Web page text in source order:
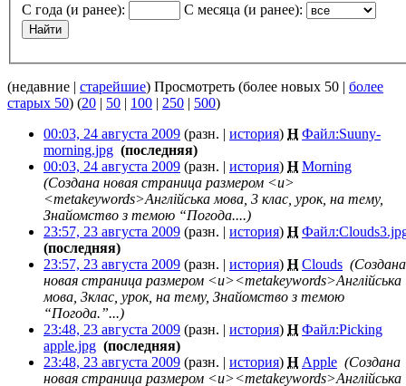
С года (и ранее): С месяца (и ранее):
(недавние | старейшие) Просмотреть (более новых 50 | более
старых 50) (20 | 50 | 100 | 250 | 500)
00:03, 24 августа 2009 (разн. | история) Н Файл:Suuny-
morning.jpg (последняя)
00:03, 24 августа 2009 (разн. | история) Н Morning
(Создана новая страница размером <u>
<metakeywords>Англійська мова, 3 клас, урок, на тему,
Знайомство з темою “Погода....)
23:57, 23 августа 2009 (разн. | история) Н
(последняя)
23:57, 23 августа 2009 (разн. | история) Н Clouds (Создана
новая страница размером <u><metakeywords>Англійська
мова, 3клас, урок, на тему, Знайомство з темою
“Погода.”...)
23:48, 23 августа 2009 (разн. | история) Н Файл:Picking
apple.jpg (последняя)
23:48, 23 августа 2009 (разн. | история) Н Apple (Создана
новая страница размером <u><metakeywords>Англійська